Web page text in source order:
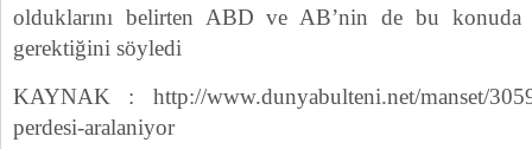
olduklarını belirten ABD ve AB’nin de bu konuda
gerektiğini söyledi
KAYNAK : http://www.dunyabulteni.net/manset/
perdesi-aralaniyor